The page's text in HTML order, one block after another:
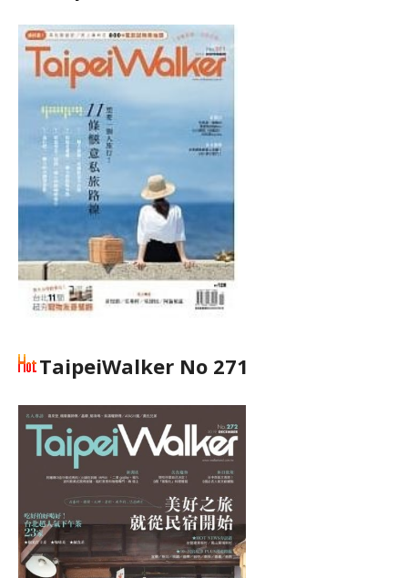
TaipeiWalker No 271